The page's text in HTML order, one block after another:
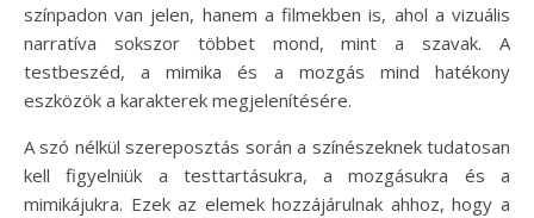
színpadon van jelen, hanem a filmekben is, ahol a vizuális
narratíva sokszor többet mond, mint a szavak. A
testbeszéd, a mimika és a mozgás mind hatékony
eszközök a karakterek megjelenítésére.
A szó nélkül szereposztás során a színészeknek tudatosan
kell figyelniük a testtartásukra, a mozgásukra és a
mimikájukra. Ezek az elemek hozzájárulnak ahhoz, hogy a